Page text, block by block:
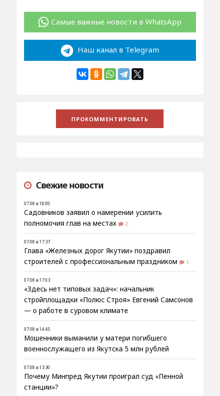
Самые важные новости в WhatsApp
Наш канал в Telegram
Свежие новости
07.08 в 18:00
Садовников заявил о намерении усилить
полномочия глав на местах
2
07.08 в 17:37
Глава «Железных дорог Якутии» поздравил
строителей с профессиональным праздником
1
07.08 в 17:03
«Здесь нет типовых задач»: начальник
стройплощадки «Полюс Строя» Евгений Самсонов
— о работе в суровом климате
07.08 в 14:45
Мошенники выманили у матери погибшего
военнослужащего из Якутска 5 млн рублей
07.08 в 13:30
Почему Минпред Якутии проиграл суд «Пенной
станции»?